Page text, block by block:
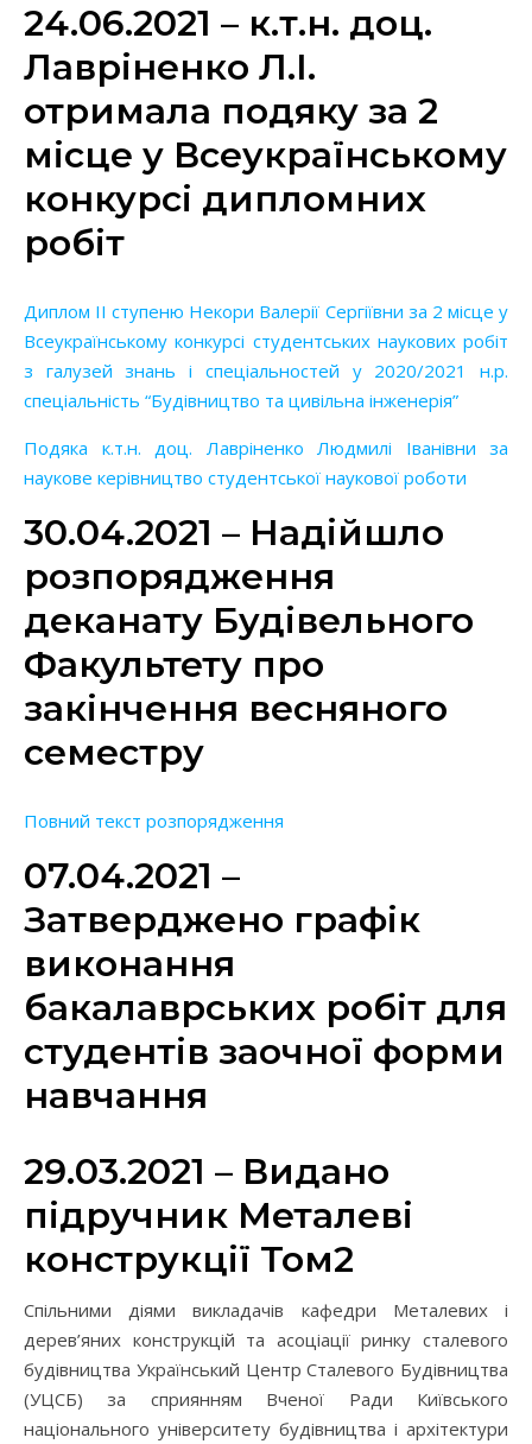
24.06.2021 – к.т.н. доц.
Лавріненко Л.І.
отримала подяку за 2
місце у Всеукраїнському
конкурсі дипломних
робіт
Диплом ІІ ступеню Некори Валерії Сергіївни за 2 місце у
Всеукраїнському конкурсі студентських наукових робіт
з галузей знань і спеціальностей у 2020/2021 н.р.
спеціальність “Будівництво та цивільна інженерія”
Подяка к.т.н. доц. Лавріненко Людмилі Іванівни за
наукове керівництво студентської наукової роботи
30.04.2021 – Надійшло
розпорядження
деканату Будівельного
Факультету про
закінчення весняного
семестру
Повний текст розпорядження
07.04.2021 –
Затверджено графік
виконання
бакалаврських робіт для
студентів заочної форми
навчання
29.03.2021 – Видано
підручник Металеві
конструкції Том2
Спільними діями викладачів кафедри Металевих і
дерев’яних конструкцій та асоціації ринку сталевого
будівництва Український Центр Сталевого Будівництва
(УЦСБ) за сприянням Вченої Ради Київського
національного університету будівництва і архітектури